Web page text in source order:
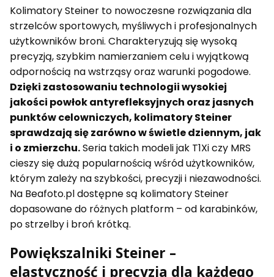
Kolimatory Steiner to nowoczesne rozwiązania dla
strzelców sportowych, myśliwych i profesjonalnych
użytkowników broni. Charakteryzują się wysoką
precyzją, szybkim namierzaniem celu i wyjątkową
odpornością na wstrząsy oraz warunki pogodowe.
Dzięki zastosowaniu technologii wysokiej
jakości powłok antyrefleksyjnych oraz jasnych
punktów celowniczych, kolimatory Steiner
sprawdzają się zarówno w świetle dziennym, jak
i o zmierzchu.Seria takich modeli jak T1Xi czy MRS
cieszy się dużą popularnością wśród użytkowników,
którym zależy na szybkości, precyzji i niezawodności.
Na Beafoto.pl dostępne są kolimatory Steiner
dopasowane do różnych platform – od karabinków,
po strzelby i broń krótką.
Powiększalniki Steiner –
elastyczność i precyzja dla każdego